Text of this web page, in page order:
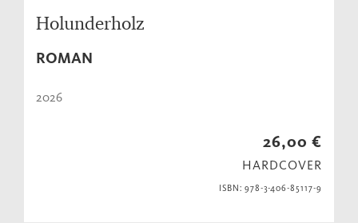
Holunderholz
ROMAN
2026
26,00 €
HARDCOVER
ISBN: 978-3-406-85117-9